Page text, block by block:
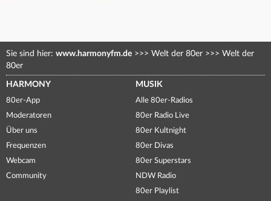
Sie sind hier: www.harmonyfm.de >>> Welt der 80er >>> Welt der
80er
HARMONY
80er-App
Moderatoren
Über uns
Frequenzen
Webcam
Community
MUSIK
Alle 80er-Radios
80er Radio Live
80er Kultnight
80er Divas
80er Superstars
NDW Radio
80er Playlist